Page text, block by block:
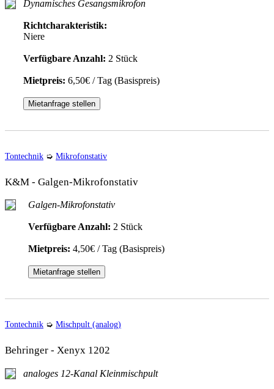
Dynamisches Gesangsmikrofon
Richtcharakteristik:
Niere
Verfügbare Anzahl: 2 Stück
Mietpreis: 6,50€ / Tag (Basispreis)
Mietanfrage stellen
Tontechnik ➭ Mikrofonstativ
K&M - Galgen-Mikrofonstativ
Galgen-Mikrofonstativ
Verfügbare Anzahl: 2 Stück
Mietpreis: 4,50€ / Tag (Basispreis)
Mietanfrage stellen
Tontechnik ➭ Mischpult (analog)
Behringer - Xenyx 1202
analoges 12-Kanal Kleinmischpult